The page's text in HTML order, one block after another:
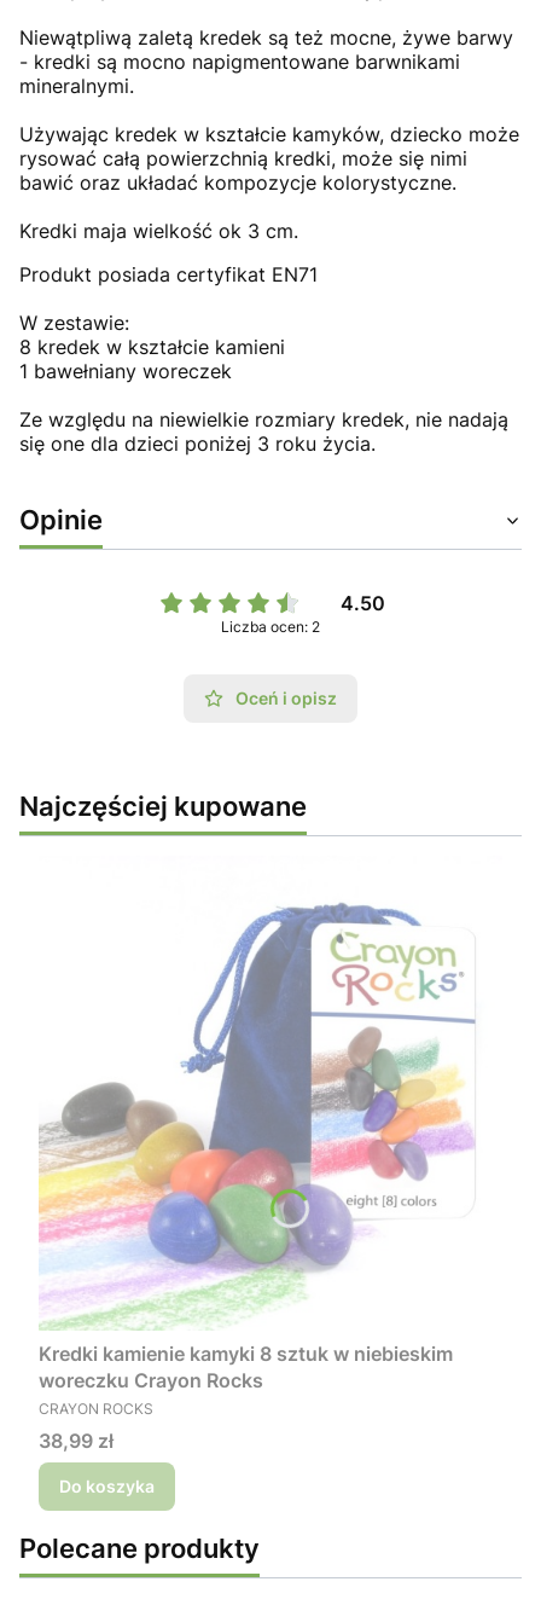
Niewątpliwą zaletą kredek są też mocne, żywe barwy
- kredki są mocno napigmentowane barwnikami
mineralnymi.
Używając kredek w kształcie kamyków, dziecko może
rysować całą powierzchnią kredki, może się nimi
bawić oraz układać kompozycje kolorystyczne.
Kredki maja wielkość ok 3 cm.
Produkt posiada certyfikat EN71
W zestawie:
8 kredek w kształcie kamieni
1 bawełniany woreczek
Ze względu na niewielkie rozmiary kredek, nie nadają
się one dla dzieci poniżej 3 roku życia.
Opinie
4.50
Liczba ocen: 2
Oceń i opisz
Najczęściej kupowane
Kredki kamienie kamyki 8 sztuk w niebieskim
woreczku Crayon Rocks
PRODUCENT
CRAYON ROCKS
Cena
38,99 zł
Do koszyka
Polecane produkty